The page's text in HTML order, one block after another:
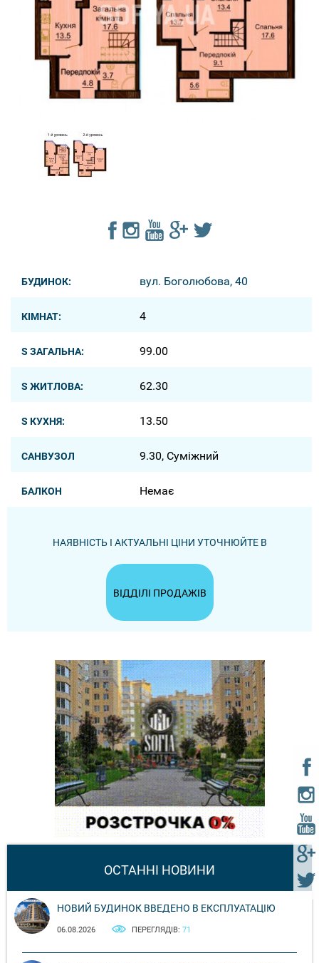
БУДИНОК: вул. Боголюбова, 40
КІМНАТ: 4
S ЗАГАЛЬНА: 99.00
S ЖИТЛОВА: 62.30
S КУХНЯ: 13.50
САНВУЗОЛ 9.30, Суміжний
БАЛКОН Немає
НАЯВНІСТЬ І АКТУАЛЬНІ ЦІНИ УТОЧНЮЙТЕ В
ВІДДІЛІ ПРОДАЖІВ
ОСТАННІ НОВИНИ
НОВИЙ БУДИНОК ВВЕДЕНО В ЕКСПЛУАТАЦІЮ
06.08.2026 ПЕРЕГЛЯДІВ: 71